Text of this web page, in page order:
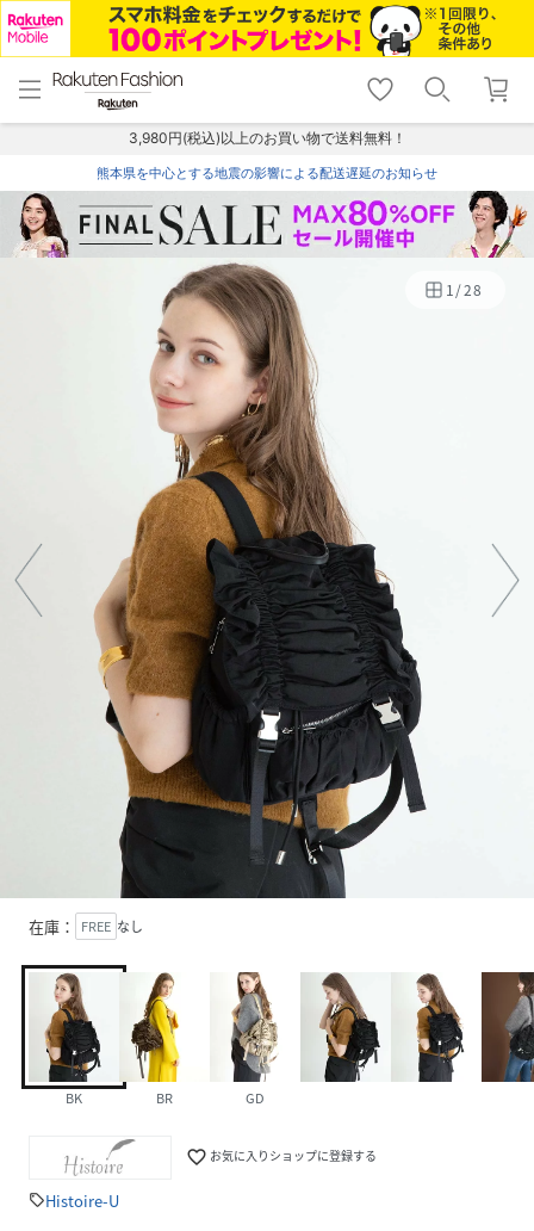
menu home
トップ
shopping_cart lock_outline
ログイン
3,980円(税込)以上のお買い物で送料無料！
熊本県を中心とする地震の影響による配送遅延のお知らせ
1/28
在庫： FREE なし
BK BR GD
favorite_border お気に入りショップに登録する
sellHistoire-U